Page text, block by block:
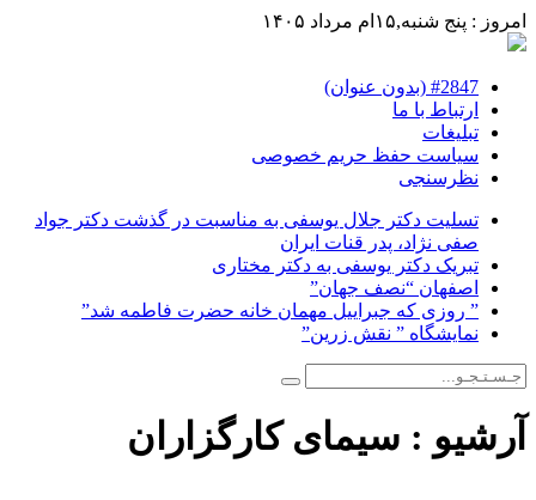
امروز : پنج شنبه,۱۵ام مرداد ۱۴۰۵
#2847 (بدون عنوان)
ارتباط با ما
تبلیغات
سیاست حفظ حریم خصوصی
نظرسنجی
تسلیت دکتر جلال یوسفی به مناسبت در گذشت دکتر جواد
صفی نژاد، پدر قنات ایران
تبریک دکتر یوسفی به دکتر مختاری
اصفهان “نصف جهان”
” روزی که جبراییل مهمان خانه حضرت فاطمه شد”
نمایشگاه ” نقش زرین”
آرشیو : سیمای کارگزاران